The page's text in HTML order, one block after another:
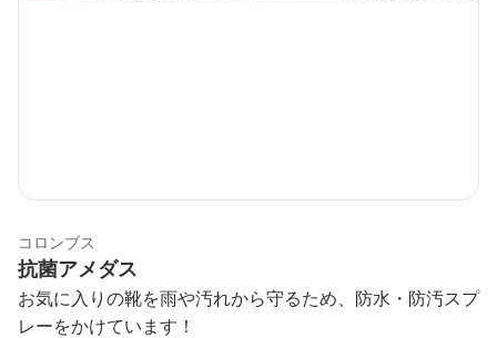
コロンブス
抗菌アメダス
お気に入りの靴を雨や汚れから守るため、防水・防汚スプ
レーをかけています！